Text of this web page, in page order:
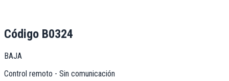
Código B0324
BAJA
Control remoto - Sin comunicación